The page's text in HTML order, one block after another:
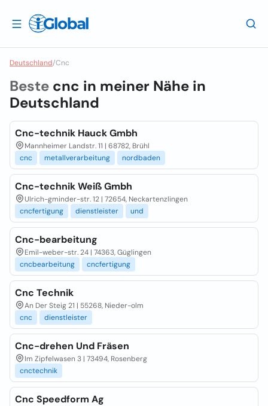
Deutschland/Cnc
Beste cnc in meiner Nähe in
Deutschland
Cnc-technik Hauck Gmbh
Mannheimer Landstr. 11 | 68782, Brühl
cnc
metallverarbeitung nordbaden
Cnc-technik Weiß Gmbh
Ulrich-gminder-str. 12 | 72654, Neckartenzlingen
cncfertigung
dienstleister und
Cnc-bearbeitung
Emil-weber-str. 24 | 74363, Güglingen
cncbearbeitung
cncfertigung
Cnc Technik
An Der Steig 21 | 55268, Nieder-olm
cnc
dienstleister
Cnc-drehen Und Fräsen
Im Zipfelwasen 3 | 73494, Rosenberg
cnctechnik
Cnc Speedform Ag